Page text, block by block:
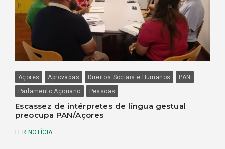
Açores Aprovadas Direitos Sociais e Humanos
PAN
Parlamento Açoriano
Pessoas
Escassez de intérpretes de língua gestual
preocupa PAN/Açores
LER NOTÍCIA